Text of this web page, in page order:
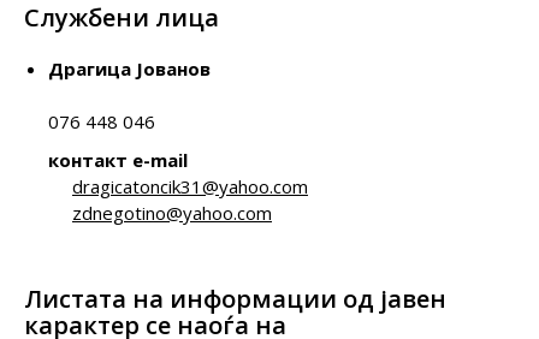
Службени лица
Драгица Јованов
076 448 046
контакт e-mail
dragicatoncik31@yahoo.com
zdnegotino@yahoo.com
Листата на информации од јавен
карактер се наоѓа на